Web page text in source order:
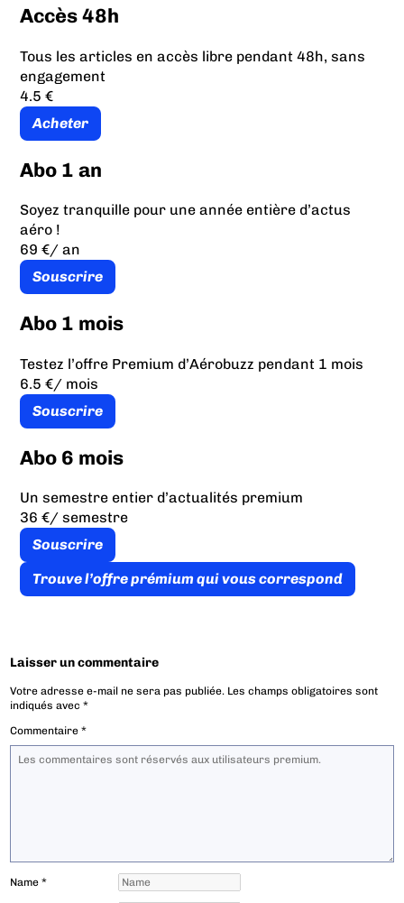
Accès 48h
Tous les articles en accès libre pendant 48h, sans
engagement
4.5 €
Acheter
Abo 1 an
Soyez tranquille pour une année entière d’actus
aéro !
69 €/ an
Souscrire
Abo 1 mois
Testez l’offre Premium d’Aérobuzz pendant 1 mois
6.5 €/ mois
Souscrire
Abo 6 mois
Un semestre entier d’actualités premium
36 €/ semestre
Souscrire
Trouve l’offre prémium qui vous correspond
Laisser un commentaire
Votre adresse e-mail ne sera pas publiée. Les champs obligatoires sont
indiqués avec*
Commentaire*
Name*